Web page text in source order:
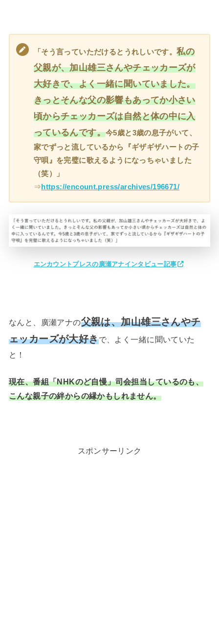
「そう言っていただけるとうれしいです。私の
父親が、加山雄三さんやチェッカーズが
大好きで、よく一緒に聞いていました。
きっとそんな父の影響もあってか小さい
頃からチェッカーズは自然と体の中に入
っているんです。今5歳と3歳の息子がいて、
家でずっと流しているから『ギザギザハートの子
守唄』を完璧に歌えるようになっちゃいました
（笑）」
⇒https://encount.press/archives/196671/
エンカウントプレスの廣瀬アナインタビュー記事
なんと、廣瀬アナの父親は、加山雄三さんやチ
ェッカーズが大好きで、よく一緒に聞いていた
と！
現在、番組「NHKのど自慢」司会担当しているのも、
こんな親子の絆からの縁かもしれません。
スポンサーリンク